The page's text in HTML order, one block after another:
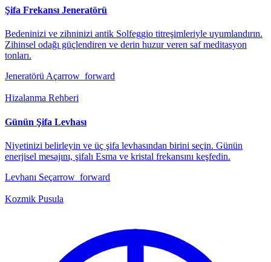
Şifa Frekansı Jeneratörü
Bedeninizi ve zihninizi antik Solfeggio titreşimleriyle uyumlandırın.
Zihinsel odağı güçlendiren ve derin huzur veren saf meditasyon
tonları.
Jeneratörü Açarrow_forward
Hizalanma Rehberi
Günün Şifa Levhası
Niyetinizi belirleyin ve üç şifa levhasından birini seçin. Günün
enerjisel mesajını, şifalı Esma ve kristal frekansını keşfedin.
Levhanı Seçarrow_forward
Kozmik Pusula